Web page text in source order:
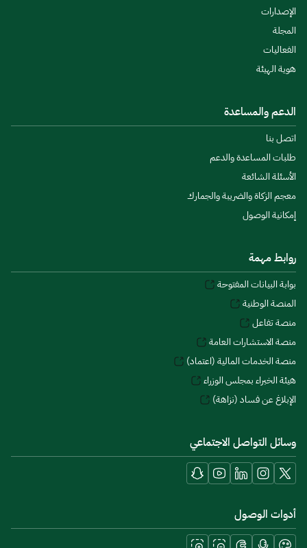
الإصدارات
المجلة
الفعاليات
هوية الهيئة
الدعم والمساعدة
اتصل بنا
طلبات المساعدة والدعم
الأسئلة الشائعة
معجم الزكاة والضريبة والجمارك
إمكانية الوصول
روابط مهمة
بوابة البيانات المفتوحة
المنصة الوطنية
منصة تفاعل
منصة الاستشارات العامة
منصة الخدمات المالية (اعتماد)
هيئة الخبراء بمجلس الوزراء
الإبلاغ عن فساد (نزاهة)
وسائل التواصل الاجتماعي
أدوات الوصول